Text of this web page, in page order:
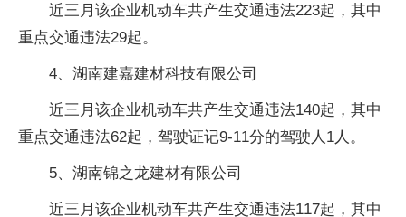
近三月该企业机动车共产生交通违法223起，其中
重点交通违法29起。
4、湖南建嘉建材科技有限公司
近三月该企业机动车共产生交通违法140起，其中
重点交通违法62起，驾驶证记9-11分的驾驶人1人。
5、湖南锦之龙建材有限公司
近三月该企业机动车共产生交通违法117起，其中